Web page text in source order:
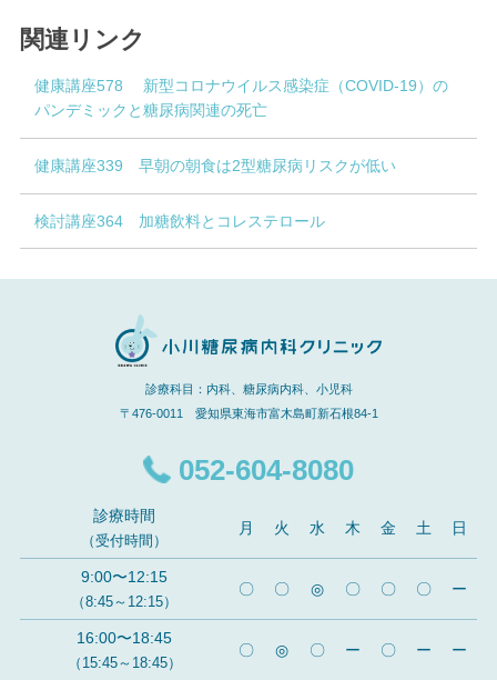
関連リンク
健康講座578 新型コロナウイルス感染症（COVID-19）の
パンデミックと糖尿病関連の死亡
健康講座339 早朝の朝食は2型糖尿病リスクが低い
検討講座364 加糖飲料とコレステロール
診療科目：内科、糖尿病内科、小児科
〒476-0011 愛知県東海市富木島町新石根84-1
052-604-8080
診療時間
（受付時間）
月 火 水 木 金 土 日
9:00〜12:15
（8:45～12:15）
〇 〇 ◎ 〇 〇 〇 ー
16:00〜18:45
（15:45～18:45）
〇 ◎ 〇 ー 〇 ー ー